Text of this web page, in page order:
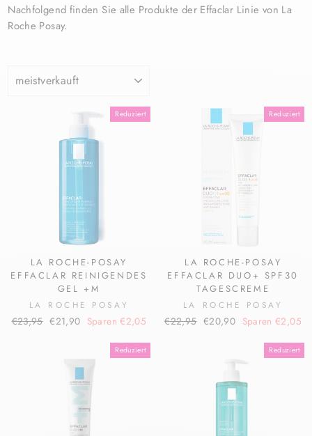
Nachfolgend finden Sie alle Produkte der Effaclar Linie von La
Roche Posay.
Reduziert
LA ROCHE-POSAY
EFFACLAR REINIGENDES
GEL +M
LA ROCHE POSAY
Normaler
€23,95 Sonderpreis
€21,90 Sparen €2,05
Reduziert
LA ROCHE-POSAY
EFFACLAR DUO+ SPF30
TAGESCREME
LA ROCHE POSAY
Normaler
€22,95 Sonderpreis
€20,90 Sparen €2,05
Reduziert Reduziert